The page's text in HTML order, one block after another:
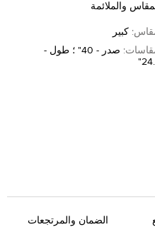
والملائمة
: كبير
:
صدر - 40" ؛ طول -
الضمان والمرتجعات